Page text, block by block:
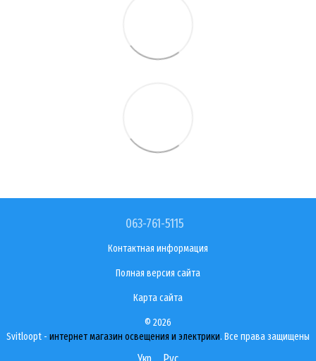
063-761-5115
Контактная информация
Полная версия сайта
Карта сайта
© 2026
Svitloopt - интернет магазин освещения и электрики. Все права защищены